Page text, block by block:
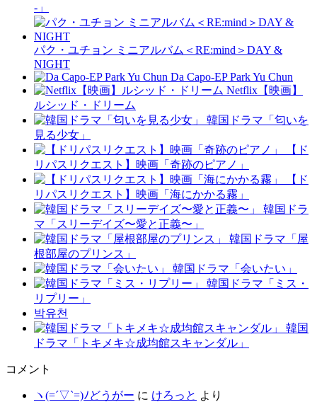
-」
パク・ユチョン ミニアルバム＜RE:mind＞DAY &
NIGHT
Da Capo-EP Park Yu Chun
Netflix【映画】
ルシッド・ドリーム
韓国ドラマ「匂いを
見る少女」
【ド
リパスリクエスト】映画「奇跡のピアノ」
【ド
リパスリクエスト】映画「海にかかる霧」
韓国ドラ
マ「スリーデイズ〜愛と正義〜」
韓国ドラマ「屋
根部屋のプリンス」
韓国ドラマ「会いたい」
韓国ドラマ「ミス・
リプリー」
박유천
韓国
ドラマ「トキメキ☆成均館スキャンダル」
コメント
ヽ(=´▽`=)ﾉどうがー に けろっと より